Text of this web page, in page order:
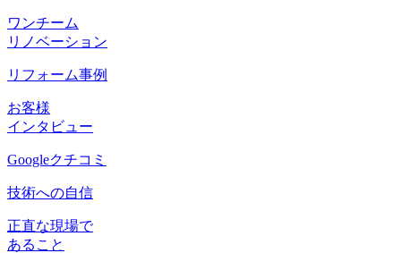
ワンチーム
リノベーション
リフォーム事例
お客様
インタビュー
Googleクチコミ
技術への自信
正直な現場で
あること